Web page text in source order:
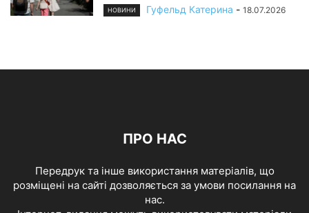
НОВИНИ Гуфельд Катерина - 18.07.2026
ПРО НАС
Передрук та інше використання матеріалів, що
розміщені на сайті дозволяється за умови посилання на
нас.